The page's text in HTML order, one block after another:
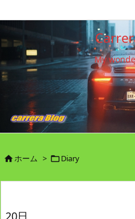
My
ホーム > Diary
20日